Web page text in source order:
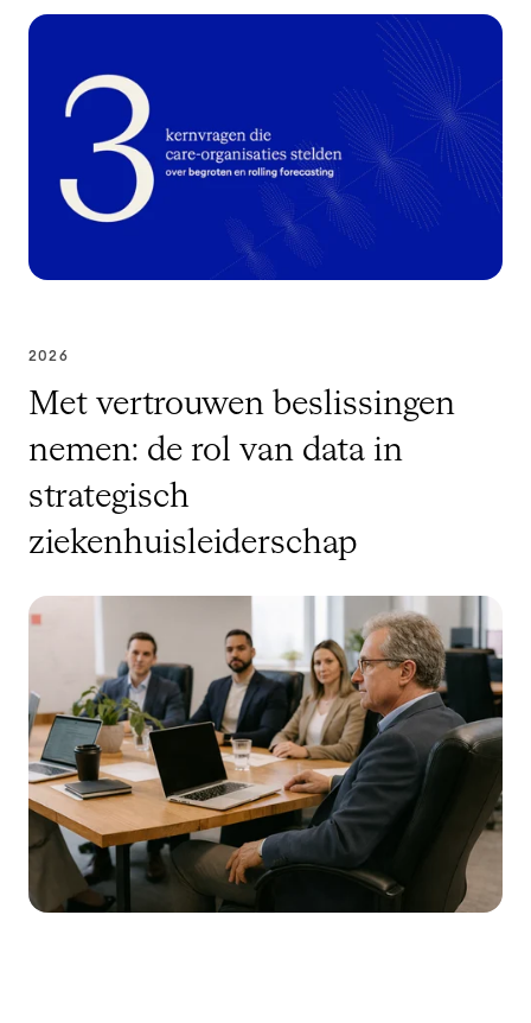
2026
Met vertrouwen beslissingen
nemen: de rol van data in
strategisch
ziekenhuisleiderschap